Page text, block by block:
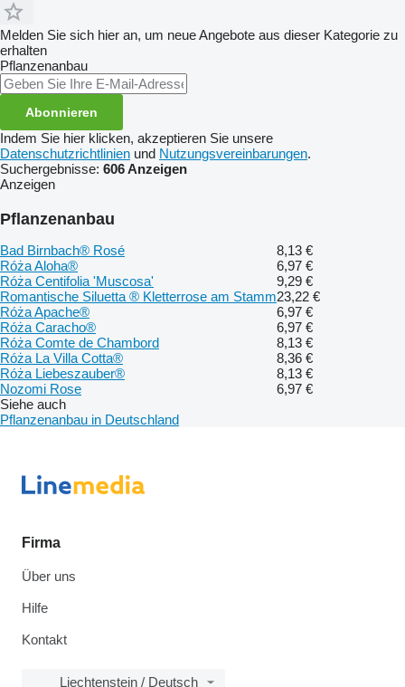
Melden Sie sich hier an, um neue Angebote aus dieser Kategorie zu
erhalten
Pflanzenanbau
Abonnieren
Indem Sie hier klicken, akzeptieren Sie unsere
Datenschutzrichtlinien und Nutzungsvereinbarungen.
Suchergebnisse: 606 Anzeigen
Anzeigen
Pflanzenanbau
Bad Birnbach® Rosé
8,13 €
Róża Aloha®
6,97 €
Róża Centifolia 'Muscosa'
9,29 €
Romantische Siluetta ® Kletterrose am Stamm23,22 €
Róża Apache®
6,97 €
Róża Caracho®
6,97 €
Róża Comte de Chambord
8,13 €
Róża La Villa Cotta®
8,36 €
Róża Liebeszauber®
8,13 €
Nozomi Rose
6,97 €
Siehe auch
Pflanzenanbau in Deutschland
Firma
Über uns
Hilfe
Kontakt
Liechtenstein / Deutsch